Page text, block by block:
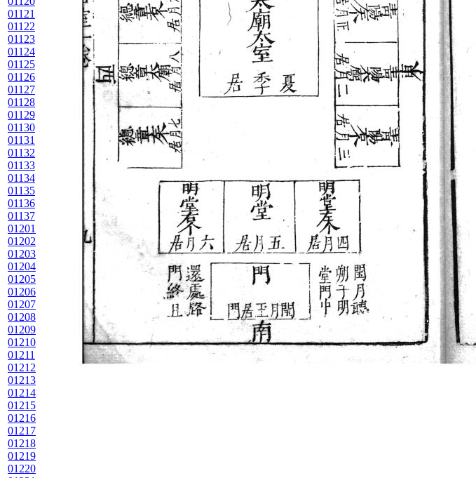
01121
01122
01123
01124
01125
01126
01127
01128
01129
01130
01131
01132
01133
01134
01135
01136
01137
01201
01202
01203
01204
01205
01206
01207
01208
01209
01210
01211
01212
01213
01214
01215
01216
01217
01218
01219
01220